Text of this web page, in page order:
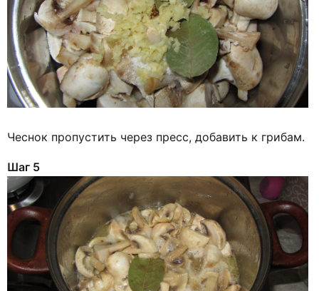
Чеснок пропустить через пресс, добавить к грибам.
Шаг 5